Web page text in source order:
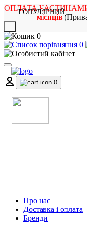
ОПЛАТА
місяців
0
0
0
Про нас
Доставка і оплата
Бренди
ПОПУЛЯРНИЙ